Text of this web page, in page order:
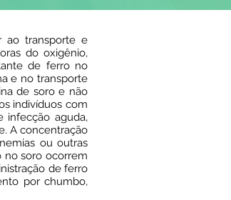
ao transporte e
do oxigênio,
de ferro no
e no transporte
de soro e não
indivíduos com
infecção aguda,
A concentração
ou outras
no soro ocorrem
de ferro
por chumbo,